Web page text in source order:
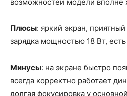
Плюсы: яркий экран,
зарядка мощностью 18 Вт,
Минусы: на экране быстро
всегда корректно работает
долгая фокусировка у